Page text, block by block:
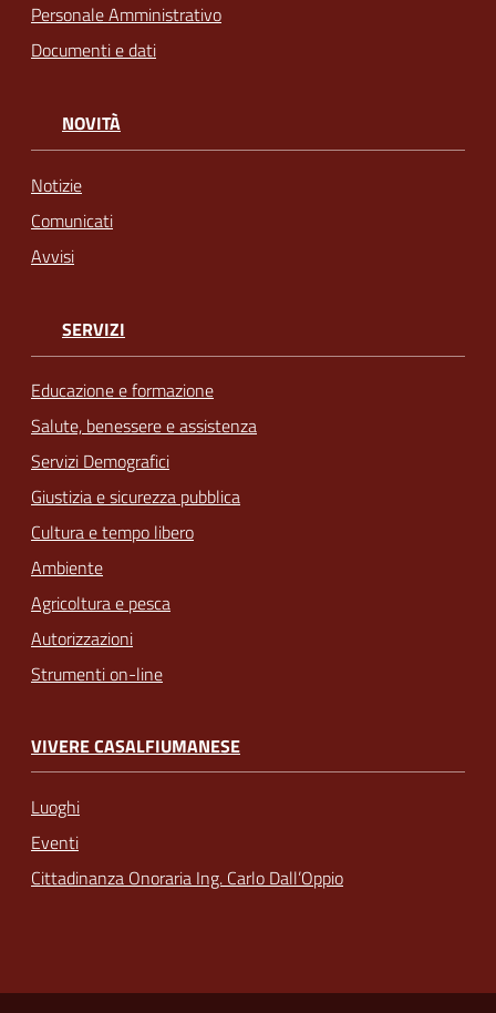
Personale Amministrativo
Documenti e dati
NOVITÀ
Notizie
Comunicati
Avvisi
SERVIZI
Educazione e formazione
Salute, benessere e assistenza
Servizi Demografici
Giustizia e sicurezza pubblica
Cultura e tempo libero
Ambiente
Agricoltura e pesca
Autorizzazioni
Strumenti on-line
VIVERE CASALFIUMANESE
Luoghi
Eventi
Cittadinanza Onoraria Ing. Carlo Dall’Oppio